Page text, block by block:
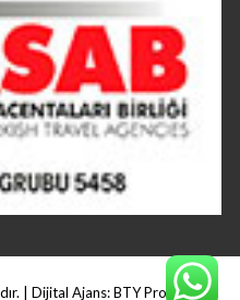
| Dijital Ajans:BTY Production